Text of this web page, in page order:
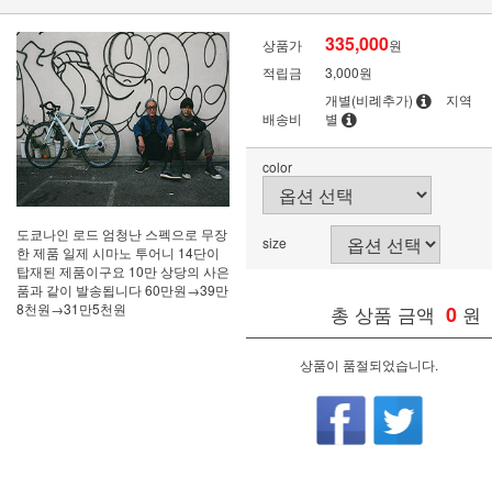
도쿄나인 로드 엄청난 스펙으로 무장
한 제품 일제 시마노 투어니 14단이
탑재된 제품이구요 10만 상당의 사은
품과 같이 발송됩니다 60만원→39만
8천원→31만5천원
상품가 335,000원
적립금
3,000원
배송비
개별(비례추가)
지역
별
color
size
총 상품 금액 0 원
상품이 품절되었습니다.